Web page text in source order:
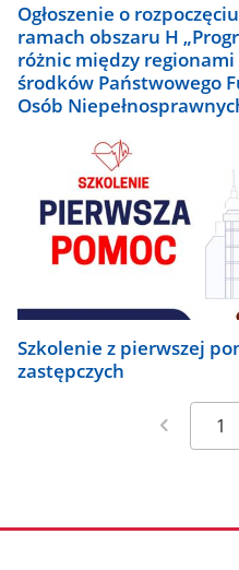
Ogłoszenie o
ramach obszaru H
różnic między
środków Państwowego
Osób
Szkolenie z pierwszej
zastępczych